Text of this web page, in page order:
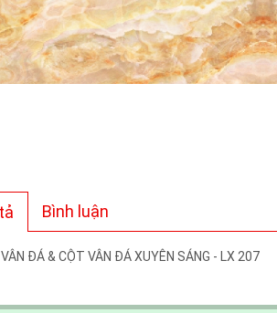
Bình luận
ĐÁ & CỘT VÂN ĐÁ XUYÊN SÁNG - LX 207